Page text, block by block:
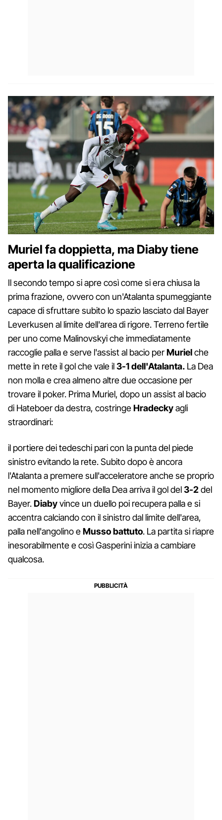
Muriel fa doppietta, ma Diaby tiene
aperta la qualificazione
Il secondo tempo si apre così come si era chiusa la
prima frazione, ovvero con un'Atalanta spumeggiante
capace di sfruttare subito lo spazio lasciato dal Bayer
Leverkusen al limite dell'area di rigore. Terreno fertile
per uno come Malinovskyi che immediatamente
raccoglie palla e serve l'assist al bacio perMurielche
mette in rete il gol che vale il3-1 dell'Atalanta. La Dea
non molla e crea almeno altre due occasione per
trovare il poker. Prima Muriel, dopo un assist al bacio
di Hateboer da destra, costringeHradeckyagli
straordinari:
il portiere dei tedeschi pari con la punta del piede
sinistro evitando la rete. Subito dopo è ancora
l'Atalanta a premere sull'acceleratore anche se proprio
nel momento migliore della Dea arriva il gol del3-2del
Bayer.Diabyvince un duello poi recupera palla e si
accentra calciando con il sinistro dal limite dell'area,
palla nell'angolino eMusso battuto. La partita si riapre
inesorabilmente e così Gasperini inizia a cambiare
qualcosa.